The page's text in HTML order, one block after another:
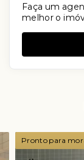
Faça um
melhor o
Pronto para